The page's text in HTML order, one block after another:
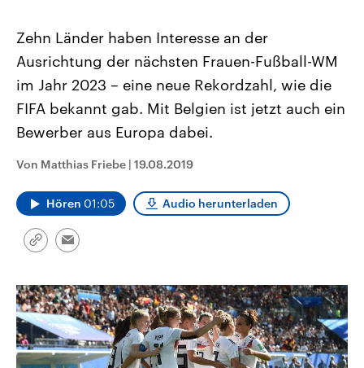
Landtagswahl Sachsen-Anhalt
2026
Alle Informationen
Sachsen-Anhalt wählt am 6.
September 2026 einen neuen
Landtag. Seit 2021 wird das
CDU, SPD und FDP regiert.-
Wahlprogramme, aktuelle Berichte
und Hintergründe zu den Parteien
und Kandidaten der anstehenden
Wahl.
USA
Aktuelle Beiträge,
Hintergründe
Wirtschaftlich und
Sendungen Programm Podcasts
Audio-Archiv
Zehn Länder haben Interesse an der
Ausrichtung der nächsten Frauen-Fußball-WM
im Jahr 2023 – eine neue Rekordzahl, wie die
FIFA bekannt gab. Mit Belgien ist jetzt auch ein
Bewerber aus Europa dabei.
Von Matthias Friebe | 19.08.2019
Hören 01:05 Audio herunterladen
Link
Email